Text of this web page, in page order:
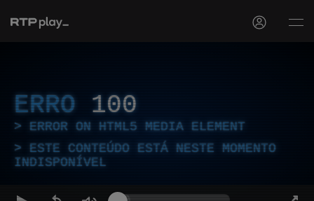
ERRO 100
ERROR ON HTML5 MEDIA ELEMENT
ESTE CONTEÚDO ESTÁ NESTE MOMENTO
INDISPONÍVEL